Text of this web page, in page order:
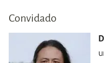
Convidado